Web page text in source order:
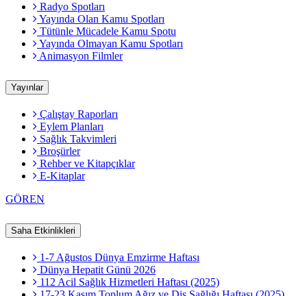
Radyo Spotları
Yayında Olan Kamu Spotları
Tütünle Mücadele Kamu Spotu
Yayında Olmayan Kamu Spotları
Animasyon Filmler
Yayınlar
Çalıştay Raporları
Eylem Planları
Sağlık Takvimleri
Broşürler
Rehber ve Kitapçıklar
E-Kitaplar
GÖREN
Saha Etkinlikleri
1-7 Ağustos Dünya Emzirme Haftası
Dünya Hepatit Günü 2026
112 Acil Sağlık Hizmetleri Haftası (2025)